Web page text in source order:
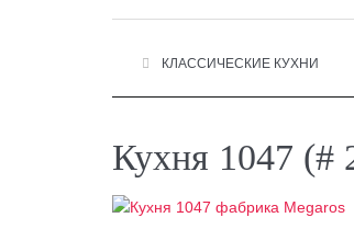
КЛАССИЧЕСКИЕ КУХНИ
Кухня 1047 (#